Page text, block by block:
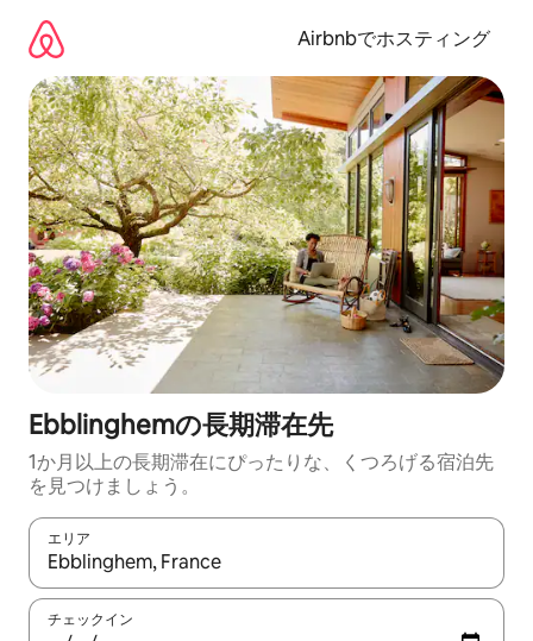
Airbnbでホスティング
Ebblinghemの長期滞在先
1か月以上の長期滞在にぴったりな、くつろげる宿泊先
を見つけましょう。
エリア
検索結果が表示されたら、上下の矢印キーを使って移動するか
チェックイン